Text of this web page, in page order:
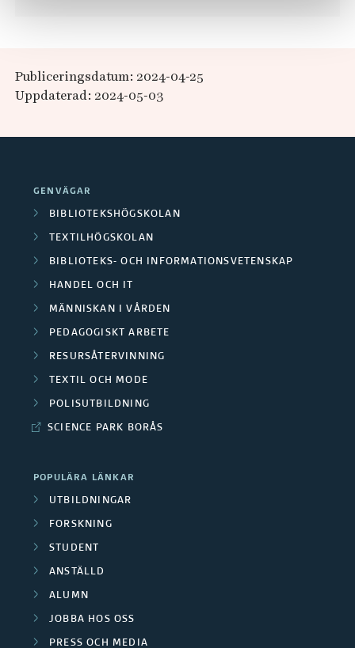
Publiceringsdatum: 2024-04-25
Uppdaterad: 2024-05-03
GENVÄGAR
BIBLIOTEKSHÖGSKOLAN
TEXTILHÖGSKOLAN
BIBLIOTEKS- OCH INFORMATIONSVETENSKAP
HANDEL OCH IT
MÄNNISKAN I VÅRDEN
PEDAGOGISKT ARBETE
RESURSÅTERVINNING
TEXTIL OCH MODE
POLISUTBILDNING
SCIENCE PARK BORÅS
POPULÄRA LÄNKAR
UTBILDNINGAR
FORSKNING
STUDENT
ANSTÄLLD
ALUMN
JOBBA HOS OSS
PRESS OCH MEDIA